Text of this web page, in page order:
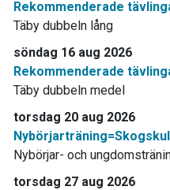
Rekommenderade
Täby dubbeln lång
söndag 16 aug 2026
Rekommenderade
Täby dubbeln medel
torsdag 20 aug 2026
Nybörjarträning=Skogskul
Nybörjar- och
torsdag 27 aug 2026